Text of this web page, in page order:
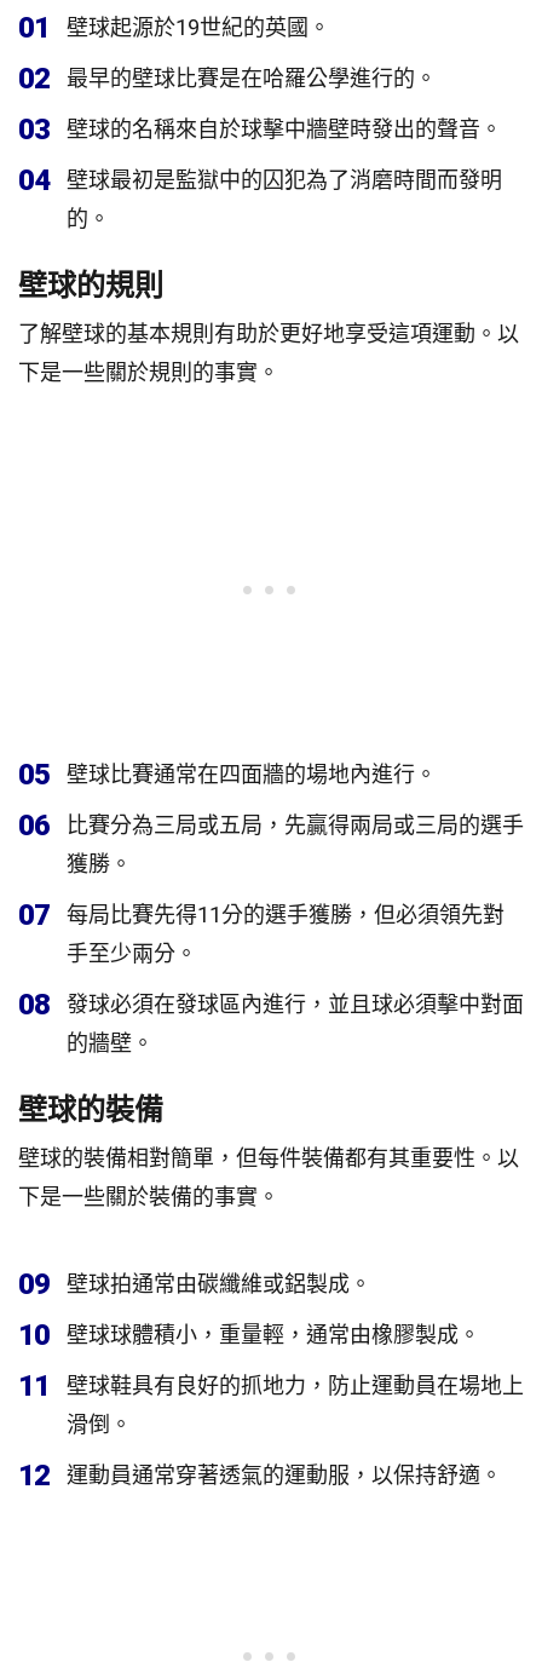
01 壁球起源於19世紀的英國。
02 最早的壁球比賽是在哈羅公學進行的。
03 壁球的名稱來自於球擊中牆壁時發出的聲音。
04
壁球最初是監獄中的囚犯為了消磨時間而發明
的。
壁球的規則
了解壁球的基本規則有助於更好地享受這項運動。以
下是一些關於規則的事實。
05 壁球比賽通常在四面牆的場地內進行。
06
比賽分為三局或五局，先贏得兩局或三局的選手
獲勝。
07
每局比賽先得11分的選手獲勝，但必須領先對
手至少兩分。
08
發球必須在發球區內進行，並且球必須擊中對面
的牆壁。
壁球的裝備
壁球的裝備相對簡單，但每件裝備都有其重要性。以
下是一些關於裝備的事實。
09 壁球拍通常由碳纖維或鋁製成。
10 壁球球體積小，重量輕，通常由橡膠製成。
11
壁球鞋具有良好的抓地力，防止運動員在場地上
滑倒。
12 運動員通常穿著透氣的運動服，以保持舒適。